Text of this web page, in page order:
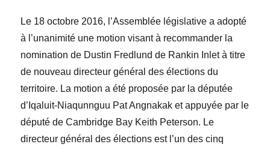
Le 18 octobre 2016, l’Assemblée législative a adopté
à l’unanimité une motion visant à recommander la
nomination de Dustin Fredlund de Rankin Inletà titre
de nouveau directeur général des élections du
territoire. La motion a été proposée par la députée
d’Iqaluit-Niaqunnguu Pat Angnakaket appuyée par le
député de Cambridge Bay Keith Peterson. Le
directeur général des élections est l’un des cinq